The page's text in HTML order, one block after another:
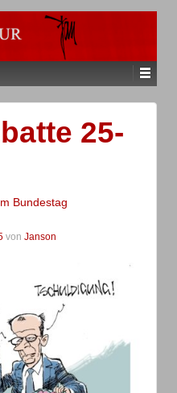
25-
Bundestag
von Janson